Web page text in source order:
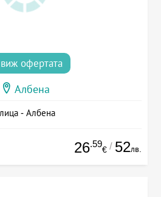
виж офертата
Албена
- Албена
26.59
€ / 52лв.